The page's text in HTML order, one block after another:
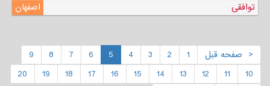
اصفهان توافقی
< صفحه قبل 1
2
3
4
5
6
7
8
9
10
11
12
13
14
15
16
17
18
19
20